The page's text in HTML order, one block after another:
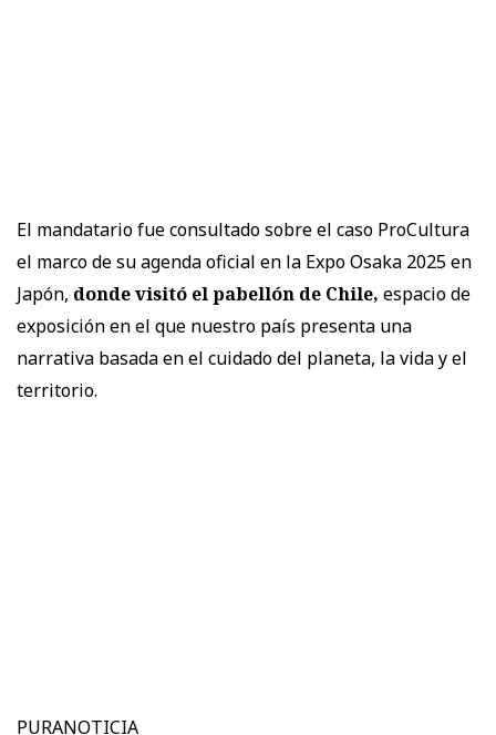
El mandatario fue consultado sobre el caso ProCultura
el marco de su agenda oficial en la Expo Osaka 2025 en
Japón, donde visitó el pabellón de Chile, espacio de
exposición en el que nuestro país presenta una
narrativa basada en el cuidado del planeta, la vida y el
territorio.
PURANOTICIA